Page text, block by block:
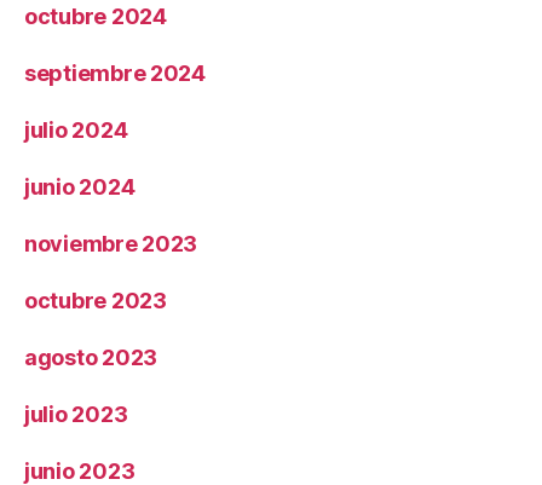
octubre 2024
septiembre 2024
julio 2024
junio 2024
noviembre 2023
octubre 2023
agosto 2023
julio 2023
junio 2023